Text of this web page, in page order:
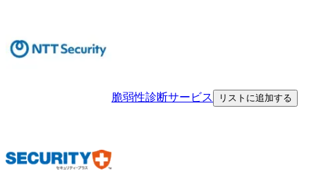
脆弱性診断サービス リストに追加する